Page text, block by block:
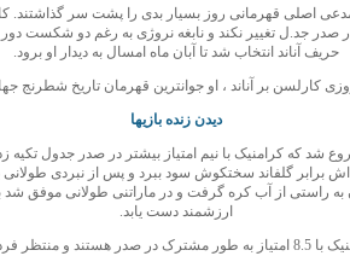
اصلی قهرمانی روز بسیار بدی را پشت سر گذاشتند.
حریف آناند انتخاب شد تا آبان ماه امسال به دیدار او برود.
کارلسن بر آناند ، او جوانترین قهرمان تاریخ شطرنج
دیدن زنده بازیها
شد که کرامنیک با نیم امتیاز بیشتر در صدر جدول تکیه
برابر گلفاند سختکوش سود ببرد و پس از نبردی طولانی
از آب کره گرفت و در ماراتنی طولانی موفق شد با
ارزشمند دست یابد.
به این ترتیب اکنون کارلسن و کرامنیک با 8.5 امتیاز به طور مشترک در صدر